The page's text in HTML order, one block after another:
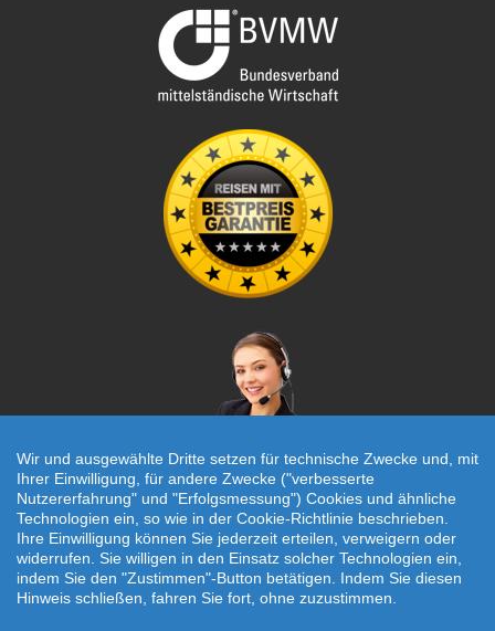
Individuelle Reiseanfrage!
Travelcheck © 2026
Startseite| AGB | Kontakt|Impressum
Wir und ausgewählte Dritte setzen für technische Zwecke und, mit
Ihrer Einwilligung, für andere Zwecke ("verbesserte
Nutzererfahrung" und "Erfolgsmessung") Cookies und ähnliche
Technologien ein, so wie in der Cookie-Richtlinie beschrieben.
Ihre Einwilligung können Sie jederzeit erteilen, verweigern oder
widerrufen. Sie willigen in den Einsatz solcher Technologien ein,
indem Sie den "Zustimmen"-Button betätigen. Indem Sie diesen
Hinweis schließen, fahren Sie fort, ohne zuzustimmen.